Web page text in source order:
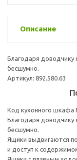
Описание
Благодаря доводчику
бесшумно.
Артикул: 892.580.63
Код кухонного шкафа
Благодаря доводчику
бесшумно.
Ящики выдвигаются
и доступ к